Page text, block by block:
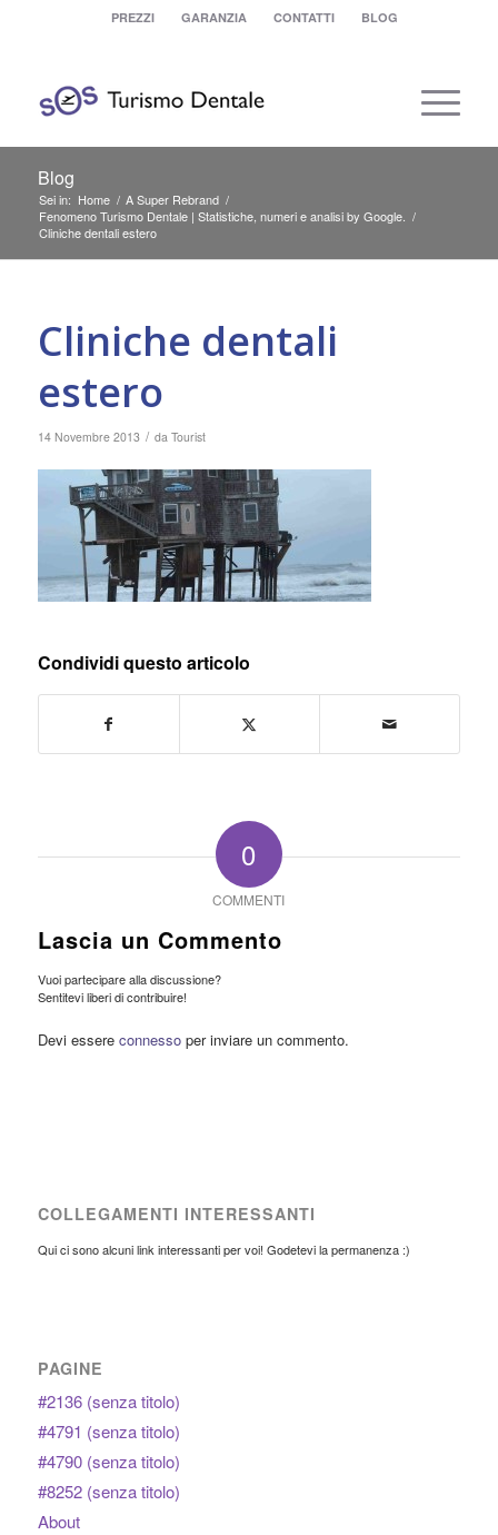
PREZZI GARANZIA CONTATTI BLOG
Blog
Sei in: Home / A Super Rebrand /
Fenomeno Turismo Dentale | Statistiche, numeri e analisi by Google. /
Cliniche dentali estero
Cliniche dentali
estero
14 Novembre 2013 / da Tourist
Condividi questo articolo
0
COMMENTI
Lascia un Commento
Vuoi partecipare alla discussione?
Sentitevi liberi di contribuire!
Devi essere connessoper inviare un commento.
COLLEGAMENTI INTERESSANTI
Qui ci sono alcuni link interessanti per voi! Godetevi la permanenza :)
PAGINE
#2136 (senza titolo)
#4791 (senza titolo)
#4790 (senza titolo)
#8252 (senza titolo)
About